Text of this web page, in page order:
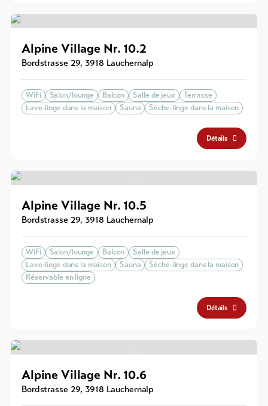
Alpine Village Nr. 10.2
Bordstrasse 29, 3918 Lauchernalp
WiFi Salon/lounge Balcon Salle de jeux
Terrasse
Lave-linge dans la maison
Sauna Sèche-linge dans la maison
Détails
Alpine Village Nr. 10.5
Bordstrasse 29, 3918 Lauchernalp
WiFi Salon/lounge Balcon
Salle de jeux
Lave-linge dans la maison
Sauna
Sèche-linge dans la maison
Réservable en ligne
Détails
Alpine Village Nr. 10.6
Bordstrasse 29, 3918 Lauchernalp